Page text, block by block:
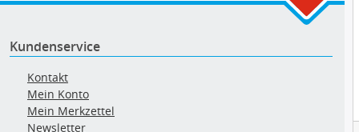
Kundenservice
Kontakt
Mein Konto
Mein Merkzettel
Newsletter